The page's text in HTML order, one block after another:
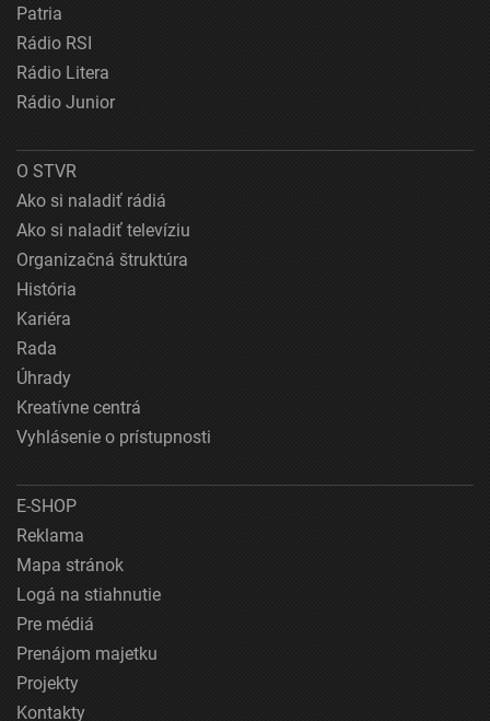
Patria
Rádio RSI
Rádio Litera
Rádio Junior
O STVR
Ako si naladiť rádiá
Ako si naladiť televíziu
Organizačná štruktúra
História
Kariéra
Rada
Úhrady
Kreatívne centrá
Vyhlásenie o prístupnosti
E-SHOP
Reklama
Mapa stránok
Logá na stiahnutie
Pre médiá
Prenájom majetku
Projekty
Kontakty